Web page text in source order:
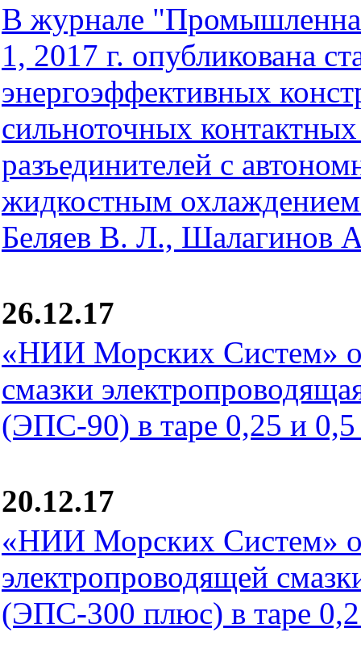
В журнале
1, 2017 г. опубликована
энергоэффективных
сильноточных
разъединителей с
жидкостным
Беляев В. Л., Шалагинов
26.12.17
«НИИ Морских Систем»
смазки
(ЭПС-90) в таре 0,25 и 0,5
20.12.17
«НИИ Морских Систем»
электропроводящей
(ЭПС-300 плюс) в таре